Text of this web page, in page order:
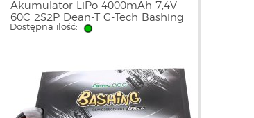
Akumulator LiPo 4000mAh 7,4V
60C 2S2P Dean-T G-Tech Bashing
Hard Case | GEA402S60D48GT
Dostępna ilość: